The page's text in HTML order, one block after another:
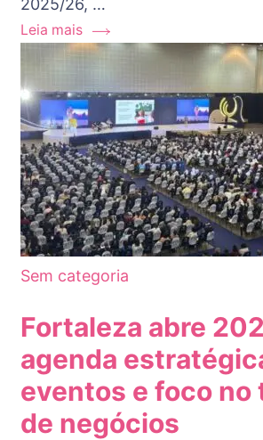
2025/26, …
Leia mais
Sem categoria
Fortaleza abre
agenda
eventos e foco no
de negócios